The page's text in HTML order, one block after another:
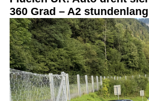
360 Grad – A2